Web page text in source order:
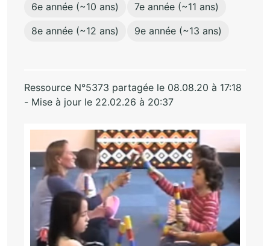
6e année (~10 ans)
7e année (~11 ans)
8e année (~12 ans)
9e année (~13 ans)
Ressource N°5373 partagée le 08.08.20 à 17:18
- Mise à jour le 22.02.26 à 20:37